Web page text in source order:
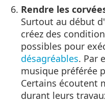
Rendre les
Surtout au début
créez des
possibles pour
désagréables. Par
musique préférée
Certains écoutent
durant leurs